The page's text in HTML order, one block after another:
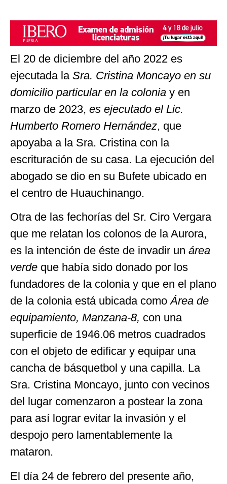
El 20 de diciembre del año 2022 es
ejecutada la Sra. Cristina Moncayo en su
domicilio particular en la colonia y en
marzo de 2023, es ejecutado el Lic.
Humberto Romero Hernández, que
apoyaba a la Sra. Cristina con la
escrituración de su casa. La ejecución del
abogado se dio en su Bufete ubicado en
el centro de Huauchinango.
Otra de las fechorías del Sr. Ciro Vergara
que me relatan los colonos de la Aurora,
es la intención de éste de invadir un área
verde que había sido donado por los
fundadores de la colonia y que en el plano
de la colonia está ubicada comoÁrea de
equipamiento, Manzana-8, con una
superficie de 1946.06 metros cuadrados
con el objeto de edificar y equipar una
cancha de básquetbol y una capilla. La
Sra. Cristina Moncayo, junto con vecinos
del lugar comenzaron a postear la zona
para así lograr evitar la invasión y el
despojo pero lamentablemente la
mataron.
El día 24 de febrero del presente año,